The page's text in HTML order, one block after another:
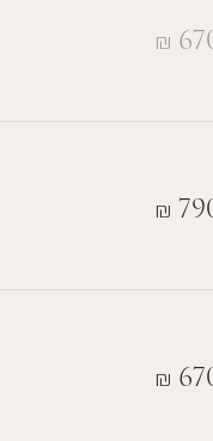
₪
₪
₪